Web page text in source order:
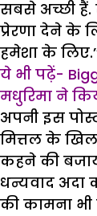
सबसे अच्छी हैं.
प्रेरणा देने के
हमेशा के
ये भी पढ़ें-
मधुरिमा ने
अपनी इस
मित्तल के
कहने की बजाय
धन्यवाद
की कामना भी